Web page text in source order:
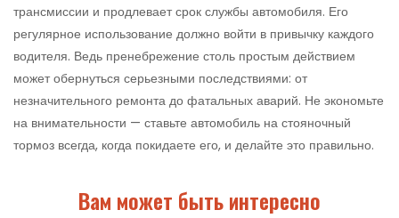
трансмиссии и продлевает срок службы автомобиля. Его
регулярное использование должно войти в привычку каждого
водителя. Ведь пренебрежение столь простым действием
может обернуться серьезными последствиями: от
незначительного ремонта до фатальных аварий. Не экономьте
на внимательности — ставьте автомобиль на стояночный
тормоз всегда, когда покидаете его, и делайте это правильно.
Вам может быть интересно